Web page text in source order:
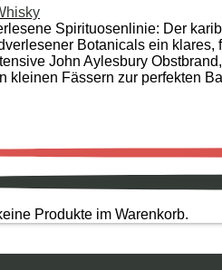
Spirituosenlinie: Der
Botanicals ein
John Aylesbury
kleinen Fässern zur perfekten
Produkte im Warenkorb.